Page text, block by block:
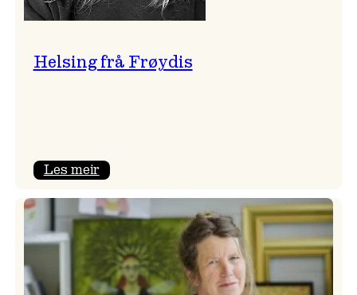
Helsing frå Frøydis
Les meir:
frå
Frøydis